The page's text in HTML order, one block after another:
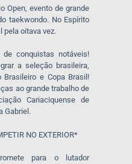
Open, evento de grande
taekwondo. No Espírito
pela oitava vez.
conquistas notáveis!
a seleção brasileira,
Brasileiro e Copa Brasil!
ao grande trabalho de
Cariaciquense de
Gabriel.
NO EXTERIOR*
para o lutador